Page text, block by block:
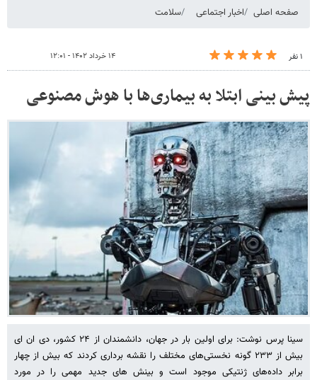
صفحه اصلی اخبار اجتماعی سلامت
۱ نفر ۱۴ خرداد ۱۴۰۲ - ۱۲:۰۱
پیش بینی ابتلا به بیماری‌ها با هوش مصنوعی
سینا پرس نوشت: برای اولین بار در جهان، دانشمندان از ۲۴ کشور، دی ان ای
بیش از ۲۳۳ گونه نخستی‌های مختلف را نقشه‌ برداری کردند که بیش از چهار
برابر داده‌های ژنتیکی موجود است و بینش ‌های جدید مهمی را در مورد